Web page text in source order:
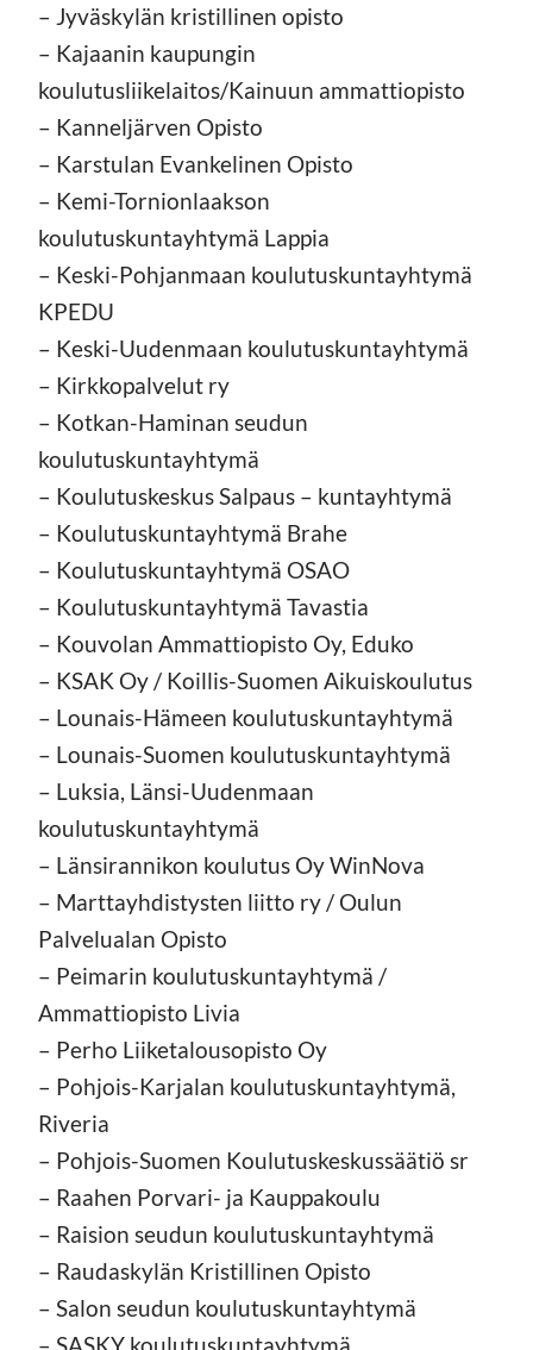
– Jyväskylän kristillinen opisto
– Kajaanin kaupungin
koulutusliikelaitos/Kainuun ammattiopisto
– Kanneljärven Opisto
– Karstulan Evankelinen Opisto
– Kemi-Tornionlaakson
koulutuskuntayhtymä Lappia
– Keski-Pohjanmaan koulutuskuntayhtymä
KPEDU
– Keski-Uudenmaan koulutuskuntayhtymä
– Kirkkopalvelut ry
– Kotkan-Haminan seudun
koulutuskuntayhtymä
– Koulutuskeskus Salpaus – kuntayhtymä
– Koulutuskuntayhtymä Brahe
– Koulutuskuntayhtymä OSAO
– Koulutuskuntayhtymä Tavastia
– Kouvolan Ammattiopisto Oy, Eduko
– KSAK Oy / Koillis-Suomen Aikuiskoulutus
– Lounais-Hämeen koulutuskuntayhtymä
– Lounais-Suomen koulutuskuntayhtymä
– Luksia, Länsi-Uudenmaan
koulutuskuntayhtymä
– Länsirannikon koulutus Oy WinNova
– Marttayhdistysten liitto ry / Oulun
Palvelualan Opisto
– Peimarin koulutuskuntayhtymä /
Ammattiopisto Livia
– Perho Liiketalousopisto Oy
– Pohjois-Karjalan koulutuskuntayhtymä,
Riveria
– Pohjois-Suomen Koulutuskeskussäätiö sr
– Raahen Porvari- ja Kauppakoulu
– Raision seudun koulutuskuntayhtymä
– Raudaskylän Kristillinen Opisto
– Salon seudun koulutuskuntayhtymä
– SASKY koulutuskuntayhtymä